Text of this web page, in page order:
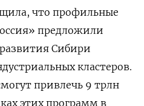
что профильные
предложили
Сибири
кластеров.
привлечь 9 трлн
этих программ в